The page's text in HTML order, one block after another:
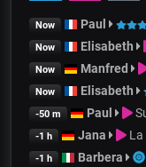
Now Paul
Now Elisabeth
Now Manfred
Now Elisabeth
-50 m Paul
-1 h Jana La
-1 h Barbera